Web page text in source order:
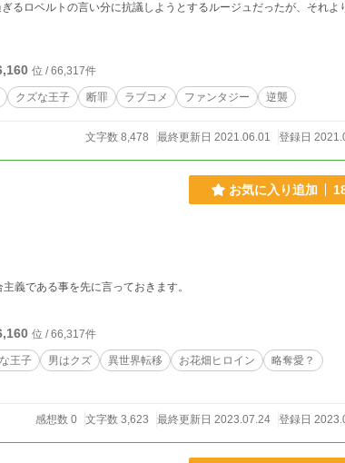
るロベルトの言い分に抗議しようとするルージュだったが、それよ
位 / 66,317件
クズな王子 断罪 ラブコメ ファンタジー 逆襲
文字数 8,478 最終更新日 2021.06.01 登録日
お気に入り追加
義である事を先に言っておきます。
位 / 66,317件
王子 男はクズ 異世界転移 お花畑ヒロイン
略奪愛？
感想数 0 文字数 3,623 最終更新日 2023.07.24 登録日